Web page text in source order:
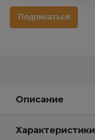
Описание
Характеристики